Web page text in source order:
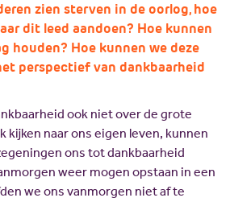
zien sterven in de oorlog, hoe
dit leed aandoen? Hoe kunnen
houden? Hoe kunnen we deze
perspectief van dankbaarheid
ook niet over de grote
kijken naar ons eigen leven, kunnen
ons tot dankbaarheid
weer mogen opstaan in een
we ons vanmorgen niet af te